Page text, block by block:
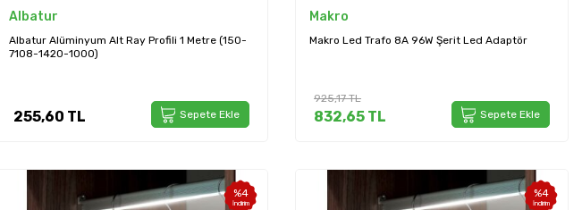
Albatur
Albatur Alüminyum Alt Ray Profili 1 Metre (150-
7108-1420-1000)
255,60 TL Sepete Ekle
Makro
Makro Led Trafo 8A 96W Şerit Led Adaptör
925,17TL
832,65 TL Sepete Ekle
%4
İndirim
%4
İndirim